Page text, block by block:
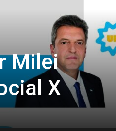
Milei
X